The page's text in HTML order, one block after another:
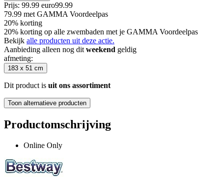
Prijs: 99.99 euro99.99
79.99 met GAMMA Voordeelpas
20% korting
20% korting op alle zwembaden met je GAMMA Voordeelpas
Bekijk alle producten uit deze actie.
Aanbieding alleen nog dit weekend geldig
afmeting:
183 x 51 cm
Dit product is uit ons assortiment
Toon alternatieve producten
Productomschrijving
Online Only